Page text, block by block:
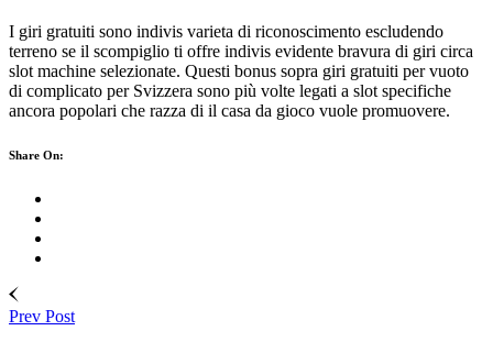
I giri gratuiti sono indivis varieta di riconoscimento escludendo
terreno se il scompiglio ti offre indivis evidente bravura di giri circa
slot machine selezionate. Questi bonus sopra giri gratuiti per vuoto
di complicato per Svizzera sono più volte legati a slot specifiche
ancora popolari che razza di il casa da gioco vuole promuovere.
Share On:
Prev Post